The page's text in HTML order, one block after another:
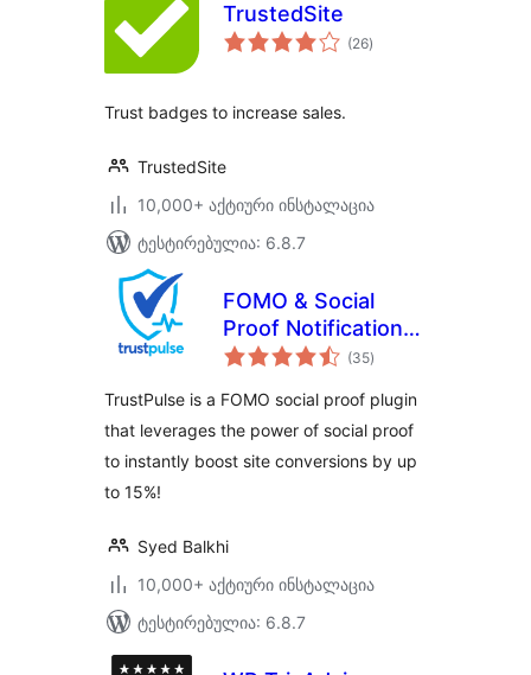
TrustedSite
(26საერთო
რეიტინგი
)
Trust badges to increase sales.
TrustedSite
10,000+ აქტიური ინსტალაცია
ტესტირებულია: 6.8.7
FOMO & Social
Proof Notifications
by TrustPulse –
FOMO Plugin
(35საერთო
რეიტინგი
)
TrustPulse is a FOMO social proof plugin
that leverages the power of social proof
to instantly boost site conversions by up
to 15%!
Syed Balkhi
10,000+ აქტიური ინსტალაცია
ტესტირებულია: 6.8.7